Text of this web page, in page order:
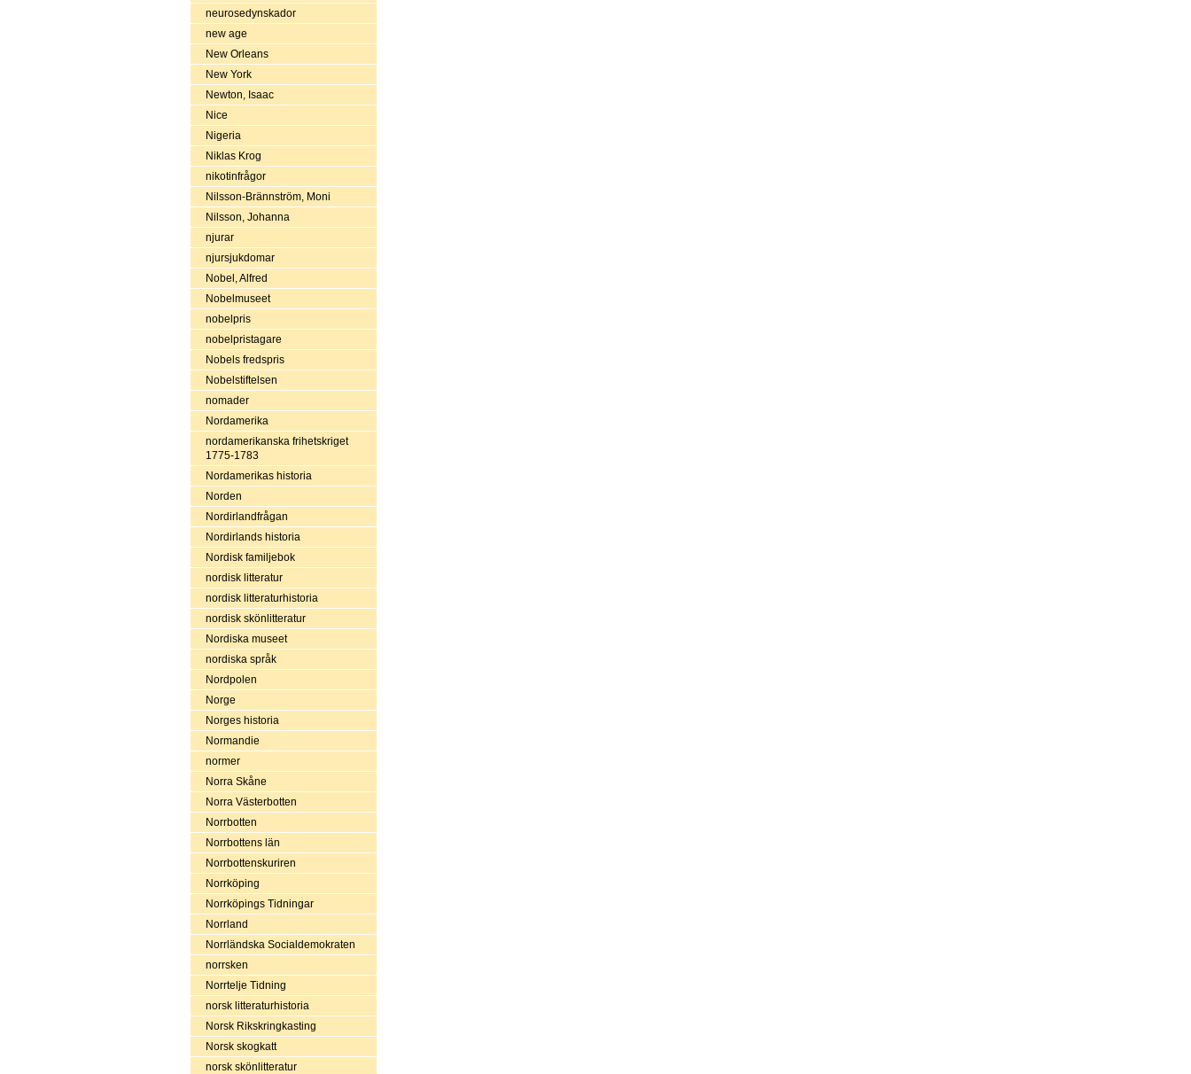
neurosedynskador
new age
New Orleans
New York
Newton, Isaac
Nice
Nigeria
Niklas Krog
nikotinfrågor
Nilsson-Brännström, Moni
Nilsson, Johanna
njurar
njursjukdomar
Nobel, Alfred
Nobelmuseet
nobelpris
nobelpristagare
Nobels fredspris
Nobelstiftelsen
nomader
Nordamerika
nordamerikanska frihetskriget
1775-1783
Nordamerikas historia
Norden
Nordirlandfrågan
Nordirlands historia
Nordisk familjebok
nordisk litteratur
nordisk litteraturhistoria
nordisk skönlitteratur
Nordiska museet
nordiska språk
Nordpolen
Norge
Norges historia
Normandie
normer
Norra Skåne
Norra Västerbotten
Norrbotten
Norrbottens län
Norrbottenskuriren
Norrköping
Norrköpings Tidningar
Norrland
Norrländska Socialdemokraten
norrsken
Norrtelje Tidning
norsk litteraturhistoria
Norsk Rikskringkasting
Norsk skogkatt
norsk skönlitteratur